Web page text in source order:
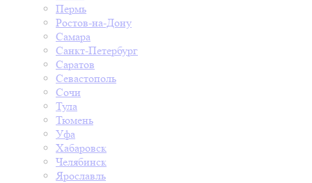
Пермь
Ростов-на-Дону
Самара
Санкт-Петербург
Саратов
Севастополь
Сочи
Тула
Тюмень
Уфа
Хабаровск
Челябинск
Ярославль